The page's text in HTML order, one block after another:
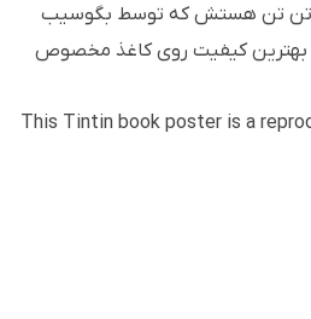
تن تن هستش که توسط بگوسیب
بهترین کیفیت روی کاغذ مخصوص
This Tintin book poster is a